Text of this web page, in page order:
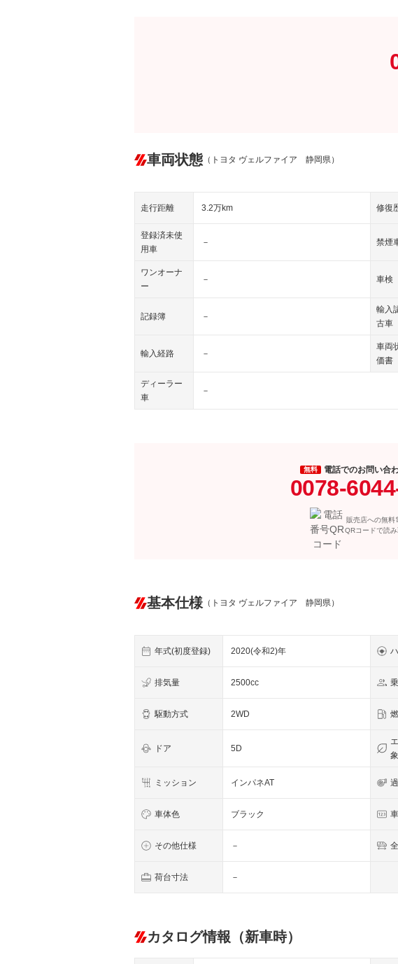
車両状態 （トヨタ ヴェルファイア 静岡県）
走行距離 3.2万km 修復
登録済未使
用車
－ 禁煙
ワンオーナ
ー
－ 車検
記録簿 －
輸入
古車
輸入経路 －
車両
価書
ディーラー
車
－
無料 電話でのお問い合
0078-
販売店への無料
QRコードで読み
基本仕様 （トヨタ ヴェルファイア 静岡県）
年式(初度登録) 2020(令和2)年
排気量 2500cc
駆動方式 2WD
ドア 5D
ミッション インパネAT
車体色 ブラック
その他仕様 －
荷台寸法 －
カタログ情報（新車時）